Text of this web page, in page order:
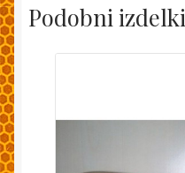
Podobni izdelki